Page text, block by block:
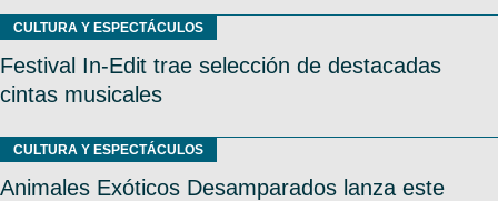
CULTURA Y ESPECTÁCULOS
Festival In-Edit trae selección de destacadas
cintas musicales
CULTURA Y ESPECTÁCULOS
Animales Exóticos Desamparados lanza este